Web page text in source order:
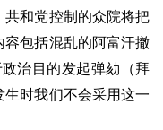
和党控制的众院将把
包括混乱的阿富汗撤
治目的发起弹劾（拜
时我们不会采用这一